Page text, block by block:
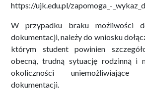
https://ujk.edu.pl/zapomoga_-
W przypadku braku możliwości
dokumentacji, należy do wniosku
którym student powinien
obecną, trudną sytuację rodzinną i
okoliczności uniemożliwiające
dokumentacji.